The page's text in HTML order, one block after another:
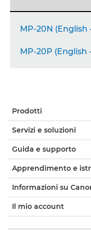
MP-20N (English
MP-20P (English
Prodotti
Servizi e soluzioni
Guida e supporto
Apprendimento e
Informazioni su
Il mio account